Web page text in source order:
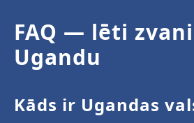
FAQ — lēti
Ugandu
Kāds ir Ugandas